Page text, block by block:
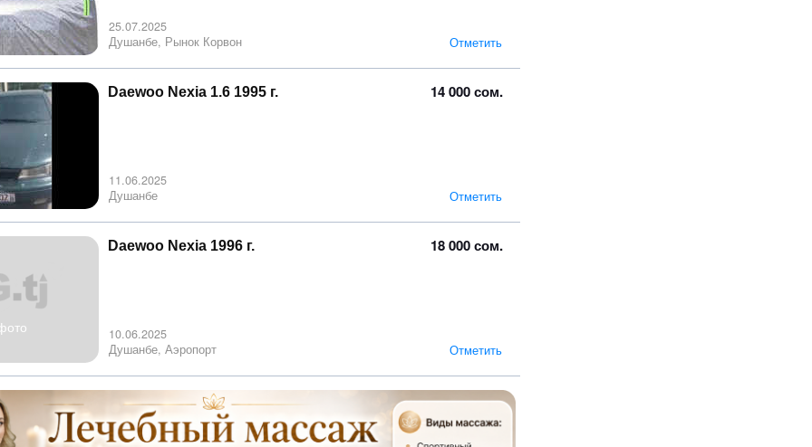
25.07.2025
Душанбе, Рынок Корвон
Отметить
14 000 сом.
Daewoo Nexia 1.6 1995 г.
11.06.2025
Душанбе
Отметить
18 000 сом.
Daewoo Nexia 1996 г.
10.06.2025
Душанбе, Аэропорт
Отметить